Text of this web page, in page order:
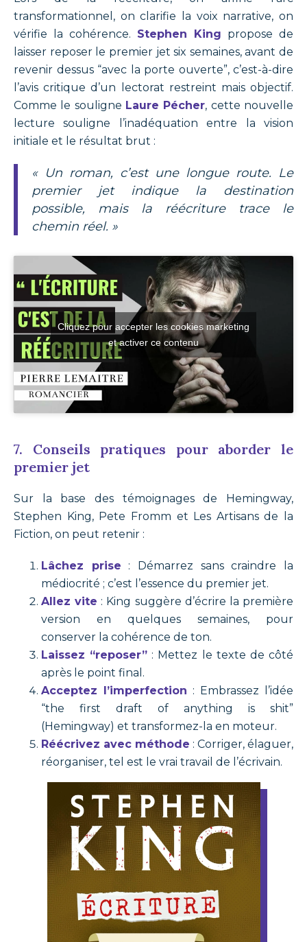
transformationnel, on clarifie la voix narrative, on
vérifie la cohérence. Stephen King propose de
laisser reposer le premier jet six semaines, avant de
revenir dessus “avec la porte ouverte”, c’est-à-dire
l’avis critique d’un lectorat restreint mais objectif.
Comme le souligne Laure Pécher, cette nouvelle
lecture souligne l’inadéquation entre la vision
initiale et le résultat brut :
« Un roman, c’est une longue route. Le
premier jet indique la destination
possible, mais la réécriture trace le
chemin réel. »
Cliquez pour accepter les cookies marketing
et activer ce contenu
7. Conseils pratiques pour aborder le
premier jet
Sur la base des témoignages de Hemingway,
Stephen King, Pete Fromm et Les Artisans de la
Fiction, on peut retenir :
Lâchez prise : Démarrez sans craindre la
médiocrité ; c’est l’essence du premier jet.
Allez vite : King suggère d’écrire la première
version en quelques semaines, pour
conserver la cohérence de ton.
Laissez “reposer” : Mettez le texte de côté
après le point final.
Acceptez l’imperfection : Embrassez l’idée
“the first draft of anything is shit”
(Hemingway) et transformez-la en moteur.
Réécrivez avec méthode : Corriger, élaguer,
réorganiser, tel est le vrai travail de l’écrivain.